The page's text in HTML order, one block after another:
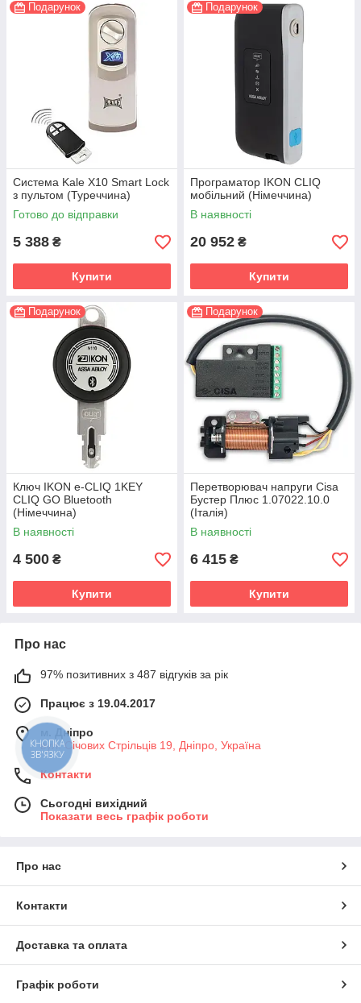
Подарунок
Система Kale X10 Smart Lock
з пультом (Туреччина)
Готово до відправки
5 388 ₴
Купити
Подарунок
Програматор IKON CLIQ
мобільний (Німеччина)
В наявності
20 952 ₴
Купити
Подарунок
Ключ IKON e-CLIQ 1KEY
CLIQ GO Bluetooth
(Німеччина)
В наявності
4 500 ₴
Купити
Подарунок
Перетворювач напруги Cisa
Бустер Плюс 1.07022.10.0
(Італія)
В наявності
6 415 ₴
Купити
Про нас
97% позитивних з 487 відгуків за рік
Працює з 19.04.2017
м. Дніпро
вул. Січових Стрільців 19, Дніпро, Україна
Контакти
Сьогодні вихідний
Показати весь графік роботи
Про нас
Контакти
Доставка та оплата
Графік роботи
КНОПКА
ЗВ'ЯЗКУ